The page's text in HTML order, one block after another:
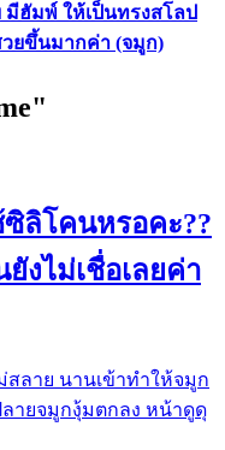
ฮัมพ์ ให้เป็นทรงสโลป
ยขึ้นมากค่า (จมูก)
ลิโคนหรอคะ??
งไม่เชื่อเลยค่า
ลาย นานเข้าทำให้จมูก
ายจมูกงุ้มตกลง หน้าดูดุ